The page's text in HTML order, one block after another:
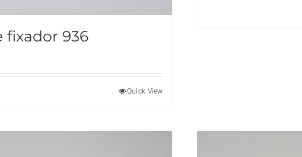
fixador 936
Quick View